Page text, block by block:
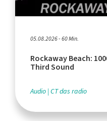
05.08.2026 - 60 Min.
Rockaway Beach:
Third Sound
Audio CT das radio